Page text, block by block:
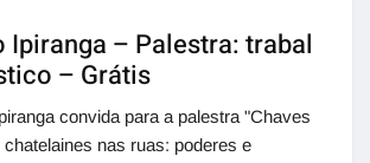
Ipiranga – Palestra: trabal
– Grátis
convida para a palestra "Chaves
nas ruas: poderes e